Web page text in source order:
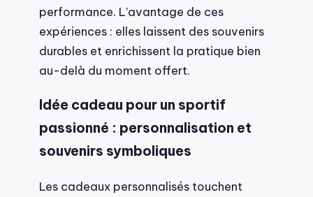
performance. L’avantage de ces
expériences : elles laissent des souvenirs
durables et enrichissent la pratique bien
au-delà du moment offert.
Idée cadeau pour un sportif
passionné : personnalisation et
souvenirs symboliques
Les cadeaux personnalisés touchent